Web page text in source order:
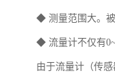
◆ 测量范围大。被
◆ 流量计不仅有
由于流量计（传